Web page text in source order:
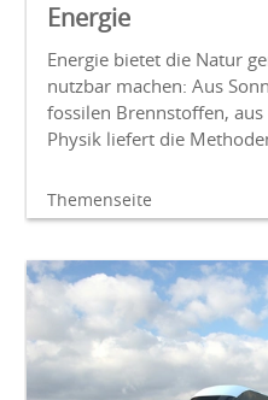
Energie
Energie bietet die Natur
nutzbar machen: Aus
fossilen Brennstoffen,
Physik liefert die
Themenseite